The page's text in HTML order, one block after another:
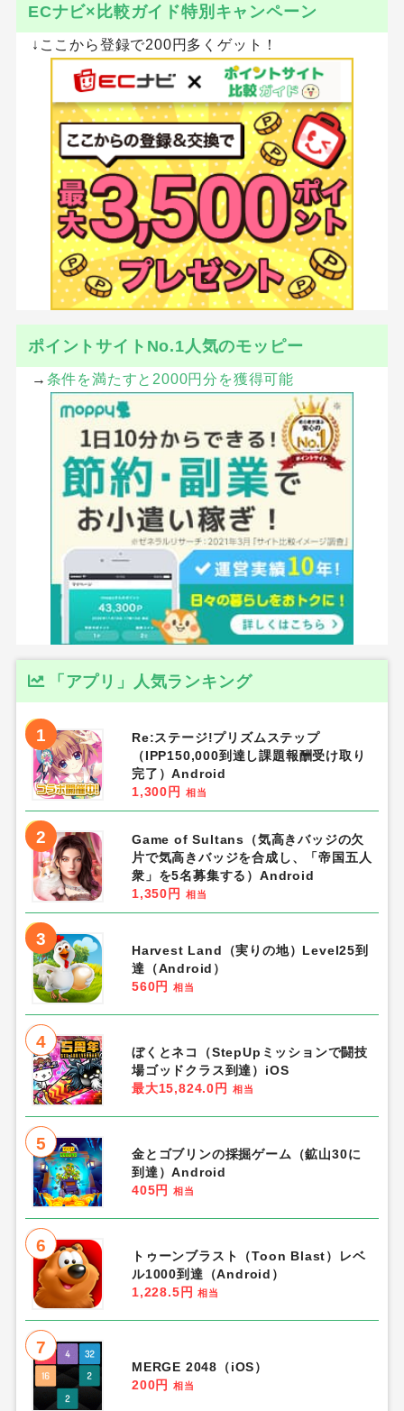
ECナビ×比較ガイド特別キャンペーン
↓ここから登録で200円多くゲット！
ポイントサイトNo.1人気のモッピー
→ 条件を満たすと2000円分を獲得可能
「アプリ」人気ランキング
1
Re:ステージ!プリズムステップ
（IPP150,000到達し課題報酬受け取り
完了）Android
1,300円
相当
2
Game of Sultans（気高きバッジの欠
片で気高きバッジを合成し、「帝国五人
衆」を5名募集する）Android
1,350円
相当
3
Harvest Land（実りの地）Level25到
達（Android）
560円
相当
4
ぼくとネコ（StepUpミッションで闘技
場ゴッドクラス到達）iOS
最大15,824.0円
相当
5
金とゴブリンの採掘ゲーム（鉱山30に
到達）Android
405円
相当
6
トゥーンブラスト（Toon Blast）レベ
ル1000到達（Android）
1,228.5円
相当
7
MERGE 2048（iOS）
200円
相当